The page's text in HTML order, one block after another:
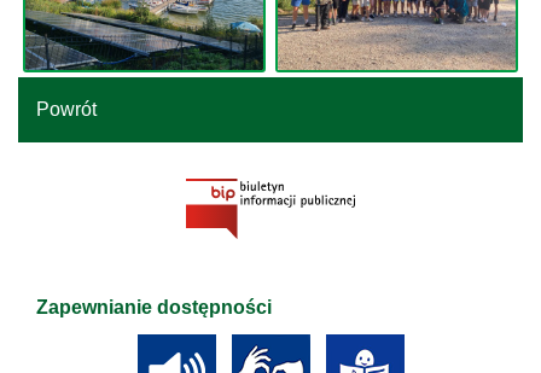
Powrót
Zapewnianie dostępności